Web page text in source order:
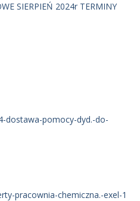
SIERPIEŃ 2024r TERMINY
dostawa-pomocy-dyd.-do-
pracownia-chemiczna.-exel-1